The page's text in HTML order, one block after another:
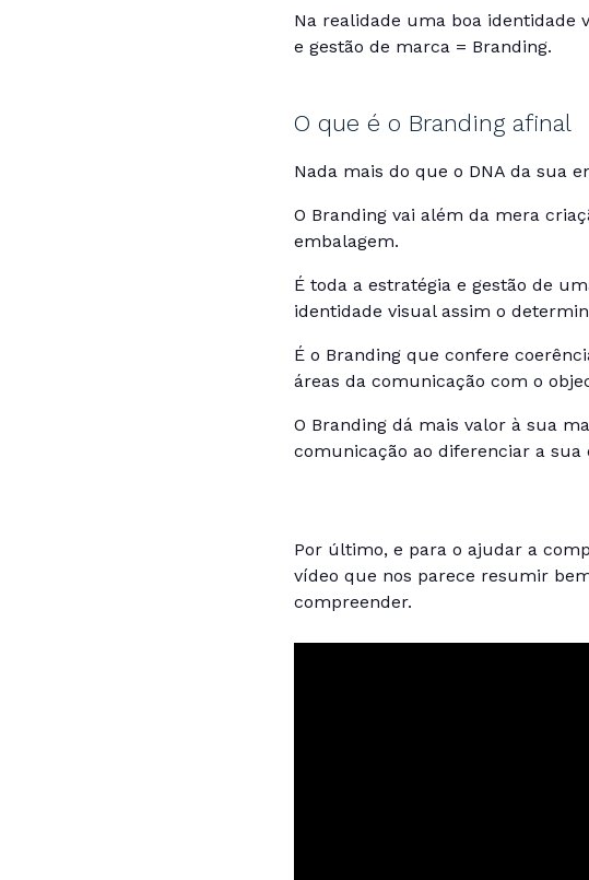
Na realidade uma boa identidade
e gestão de marca = Branding.
O que é o Branding afinal
Nada mais do que o DNA da sua
O Branding vai além da mera
embalagem.
É toda a estratégia e gestão de
identidade visual assim o
É o Branding que confere
áreas da comunicação com o
O Branding dá mais valor à sua
comunicação ao diferenciar a
Por último, e para o ajudar a
vídeo que nos parece resumir
compreender.